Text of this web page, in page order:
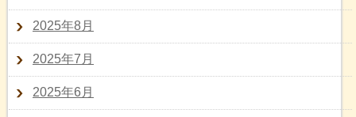
2025年8月
2025年7月
2025年6月